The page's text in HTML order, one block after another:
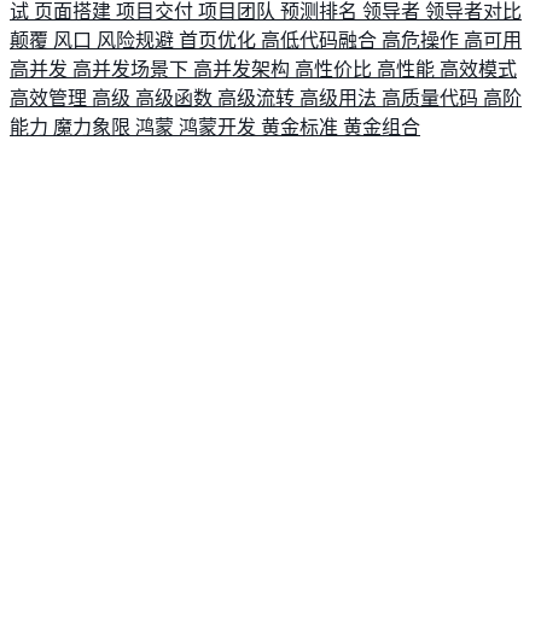
试 页面搭建 项目交付 项目团队 预测排名 领导者 领导者对比
颠覆 风口 风险规避 首页优化 高低代码融合 高危操作 高可用
高并发 高并发场景下 高并发架构 高性价比 高性能 高效模式
高效管理 高级 高级函数 高级流转 高级用法 高质量代码 高阶
能力 魔力象限 鸿蒙 鸿蒙开发 黄金标准 黄金组合